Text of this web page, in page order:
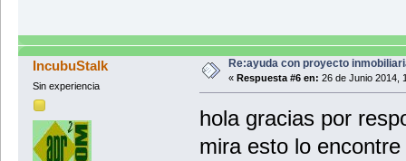
IncubuStalk
Sin experiencia
Re:ayuda con proyecto
« Respuesta #6 en: 26 de Junio 2014,
hola gracias por
mira esto lo